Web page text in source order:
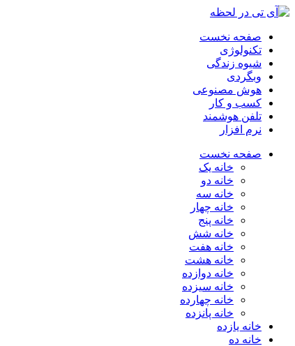
صفحه نخست
تکنولوژی
شیوه زندگی
وبگردی
هوش مصنوعی
کسب و کار
تلفن هوشمند
نرم افزار
صفحه نخست
خانه یک
خانه دو
خانه سه
خانه چهار
خانه پنج
خانه شش
خانه هفت
خانه هشت
خانه دوازده
خانه سیزده
خانه چهارده
خانه پانزده
خانه یازده
خانه ده